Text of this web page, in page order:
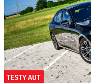
TESTY AUT